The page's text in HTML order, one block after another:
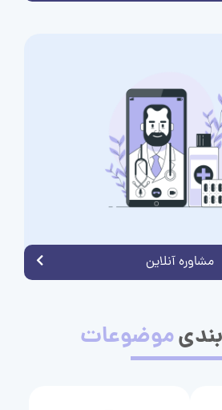
مشاوره آنلاین
موضوعات